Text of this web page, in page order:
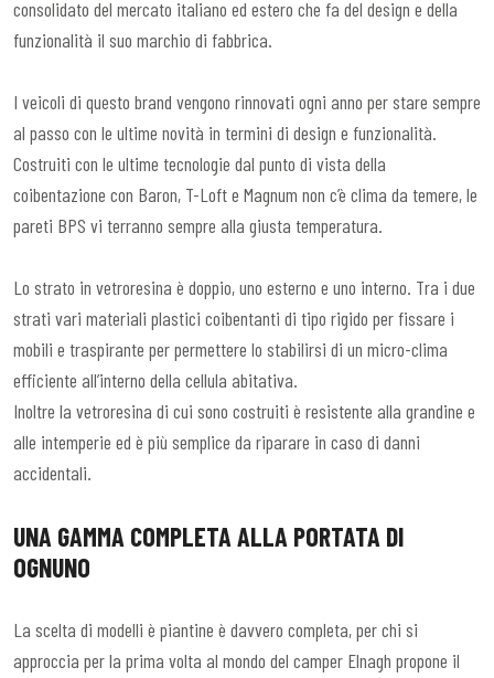
consolidato del mercato italiano ed estero che fa del design e della
funzionalità il suo marchio di fabbrica.
I veicoli di questo brand vengono rinnovati ogni anno per stare sempre
al passo con le ultime novità in termini di design e funzionalità.
Costruiti con le ultime tecnologie dal punto di vista della
coibentazione con Baron, T-Loft e Magnum non c’è clima da temere, le
pareti BPS vi terranno sempre alla giusta temperatura.
Lo strato in vetroresina è doppio, uno esterno e uno interno. Tra i due
strati vari materiali plastici coibentanti di tipo rigido per fissare i
mobili e traspirante per permettere lo stabilirsi di un micro-clima
efficiente all’interno della cellula abitativa.
Inoltre la vetroresina di cui sono costruiti è resistente alla grandine e
alle intemperie ed è più semplice da riparare in caso di danni
accidentali.
UNA GAMMA COMPLETA ALLA PORTATA DI
OGNUNO
La scelta di modelli è piantine è davvero completa, per chi si
approccia per la prima volta al mondo del camper Elnagh propone il